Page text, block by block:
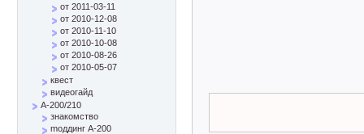
от 2011-03-11
от 2010-12-08
от 2010-11-10
от 2010-10-08
от 2010-08-26
от 2010-05-07
квест
видеогайд
A-200/210
знакомство
mоддинг A-200